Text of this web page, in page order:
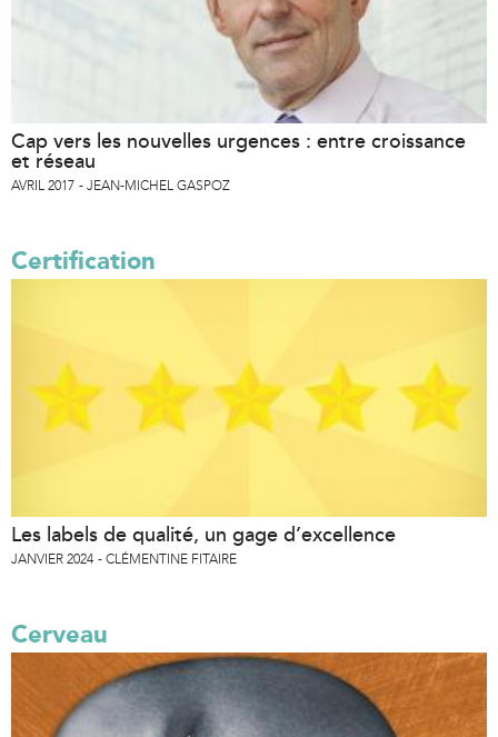
Cap vers les nouvelles urgences : entre croissance
et réseau
AVRIL 2017 JEAN-MICHEL GASPOZ
Certification
Les labels de qualité, un gage d’excellence
JANVIER 2024 CLÉMENTINE FITAIRE
Cerveau